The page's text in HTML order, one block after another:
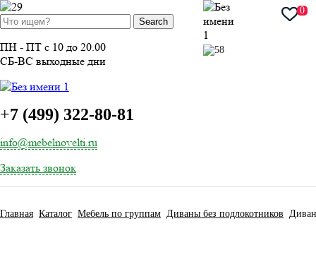
0
ПН - ПТ с 10 до 20.00
СБ-ВС выходные дни
+7 (499) 322-80-81
info@mebelnovelti.ru
Заказать звонок
Главная Каталог Мебель по группам Диваны без подлокотников